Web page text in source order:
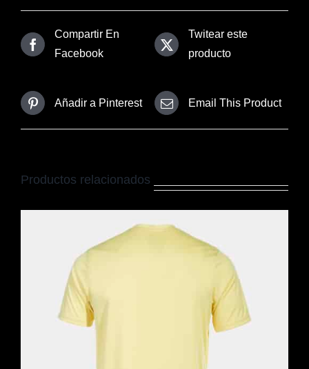
Compartir En
Facebook
Twitear este
producto
Añadir a Pinterest Email This Product
Productos relacionados